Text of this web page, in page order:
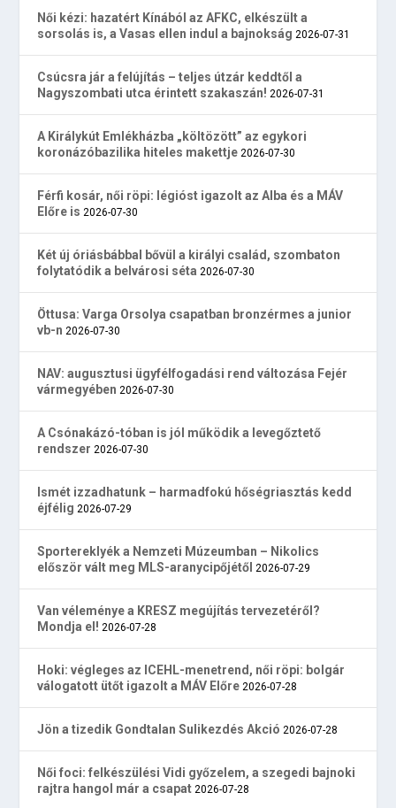
Női kézi: hazatért Kínából az AFKC, elkészült a
sorsolás is, a Vasas ellen indul a bajnokság 2026-07-31
Csúcsra jár a felújítás – teljes útzár keddtől a
Nagyszombati utca érintett szakaszán! 2026-07-31
A Királykút Emlékházba „költözött” az egykori
koronázóbazilika hiteles makettje 2026-07-30
Férfi kosár, női röpi: légióst igazolt az Alba és a MÁV
Előre is 2026-07-30
Két új óriásbábbal bővül a királyi család, szombaton
folytatódik a belvárosi séta 2026-07-30
Öttusa: Varga Orsolya csapatban bronzérmes a junior
vb-n 2026-07-30
NAV: augusztusi ügyfélfogadási rend változása Fejér
vármegyében 2026-07-30
A Csónakázó-tóban is jól működik a levegőztető
rendszer 2026-07-30
Ismét izzadhatunk – harmadfokú hőségriasztás kedd
éjfélig 2026-07-29
Sportereklyék a Nemzeti Múzeumban – Nikolics
először vált meg MLS-aranycipőjétől 2026-07-29
Van véleménye a KRESZ megújítás tervezetéről?
Mondja el! 2026-07-28
Hoki: végleges az ICEHL-menetrend, női röpi: bolgár
válogatott ütőt igazolt a MÁV Előre 2026-07-28
Jön a tizedik Gondtalan Sulikezdés Akció 2026-07-28
Női foci: felkészülési Vidi győzelem, a szegedi bajnoki
rajtra hangol már a csapat 2026-07-28